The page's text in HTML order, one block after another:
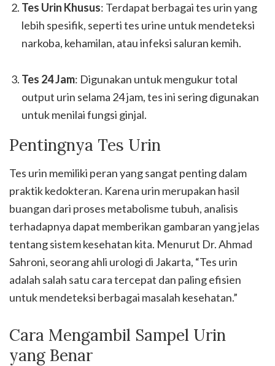
Tes Urin Khusus: Terdapat berbagai tes urin yang
lebih spesifik, seperti tes urine untuk mendeteksi
narkoba, kehamilan, atau infeksi saluran kemih.
Tes 24 Jam: Digunakan untuk mengukur total
output urin selama 24 jam, tes ini sering digunakan
untuk menilai fungsi ginjal.
Pentingnya Tes Urin
Tes urin memiliki peran yang sangat penting dalam
praktik kedokteran. Karena urin merupakan hasil
buangan dari proses metabolisme tubuh, analisis
terhadapnya dapat memberikan gambaran yang jelas
tentang sistem kesehatan kita. Menurut Dr. Ahmad
Sahroni, seorang ahli urologi di Jakarta, “Tes urin
adalah salah satu cara tercepat dan paling efisien
untuk mendeteksi berbagai masalah kesehatan.”
Cara Mengambil Sampel Urin
yang Benar